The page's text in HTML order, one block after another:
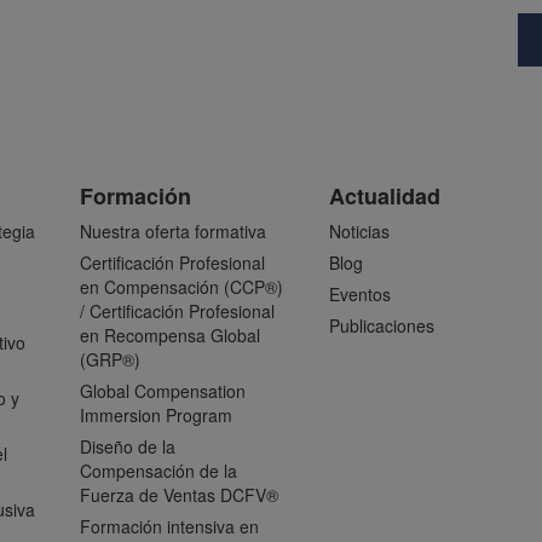
y
Formación
Nuestra oferta formativa
Certificación Profesional
en Compensación (CCP®)
/ Certificación Profesional
en Recompensa Global
(GRP®)
Global Compensation
Immersion Program
Diseño de la
Compensación de la
Fuerza de Ventas DCFV®
Formación intensiva en
Actualidad
Noticias
Blog
Eventos
Publicaciones